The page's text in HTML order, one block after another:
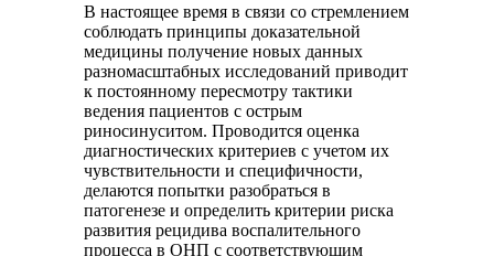
В настоящее время в связи со стремлением
соблюдать принципы доказательной
медицины получение новых данных
разномасштабных исследований приводит
к постоянному пересмотру тактики
ведения пациентов с острым
риносинуситом. Проводится оценка
диагностических критериев с учетом их
чувствительности и специфичности,
делаются попытки разобраться в
патогенезе и определить критерии риска
развития рецидива воспалительного
процесса в ОНП с соответствующим